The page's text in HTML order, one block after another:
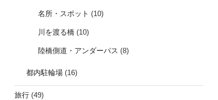
名所・スポット (10)
川を渡る橋 (10)
陸橋側道・アンダーパス (8)
都内駐輪場 (16)
旅行 (49)